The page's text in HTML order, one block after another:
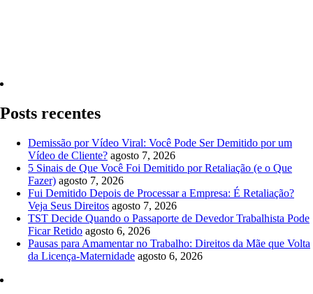
Posts recentes
Demissão por Vídeo Viral: Você Pode Ser Demitido por um
Vídeo de Cliente? agosto 7, 2026
5 Sinais de Que Você Foi Demitido por Retaliação (e o Que
Fazer) agosto 7, 2026
Fui Demitido Depois de Processar a Empresa: É Retaliação?
Veja Seus Direitos agosto 7, 2026
TST Decide Quando o Passaporte de Devedor Trabalhista Pode
Ficar Retido agosto 6, 2026
Pausas para Amamentar no Trabalho: Direitos da Mãe que Volta
da Licença-Maternidade agosto 6, 2026